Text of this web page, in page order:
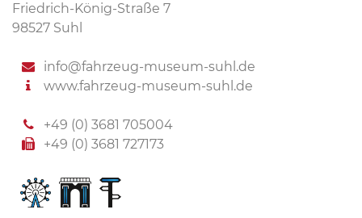
Friedrich-König-Straße 7
98527 Suhl
info@fahrzeug-museum-suhl.de
www.fahrzeug-museum-suhl.de
+49 (0) 3681 705004
+49 (0) 3681 727173